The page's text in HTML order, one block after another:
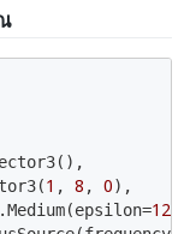
1 , 8 , 0),
12